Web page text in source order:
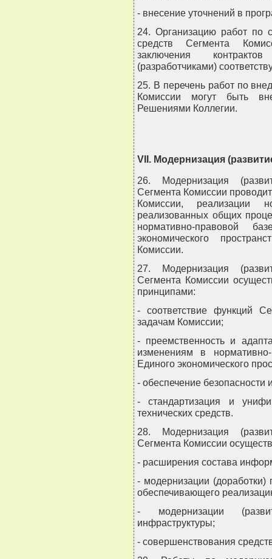
- внесение уточнений в
24. Организацию работ по
средств Сегмента
заключения
(разработчиками)
25. В перечень работ по
Комиссии могут быть
Решениями Коллегии.
VII. Модернизация
26. Модернизация
Сегмента Комиссии
Комиссии, реализации
реализованных общих
нормативно-правовой
экономического
Комиссии.
27. Модернизация
Сегмента Комиссии
принципами:
- соответствие функций
задачам Комиссии;
- преемственность и
изменениям в
Единого экономического
- обеспечение
- стандартизация и
технических средств.
28. Модернизация
Сегмента Комиссии
- расширения состава
- модернизации (доработки)
обеспечивающего
- модернизации
инфраструктуры;
- совершенствования